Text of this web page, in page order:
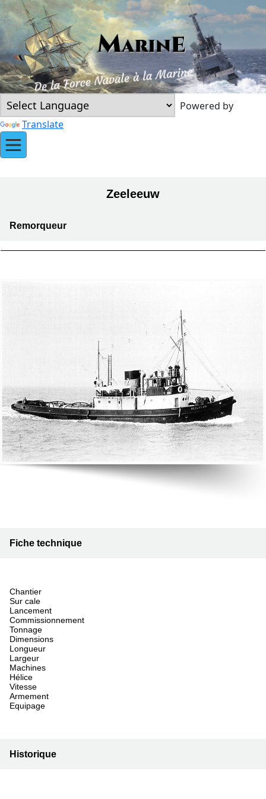
Powered by
Translate
Zeeleeuw
Remorqueur
Fiche technique
Chantier
Sur cale
Lancement
Commissionnement
Tonnage
Dimensions
Longueur
Largeur
Machines
Hélice
Vitesse
Armement
Equipage
Historique